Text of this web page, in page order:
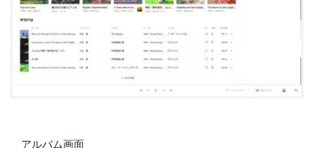
アルバム画面